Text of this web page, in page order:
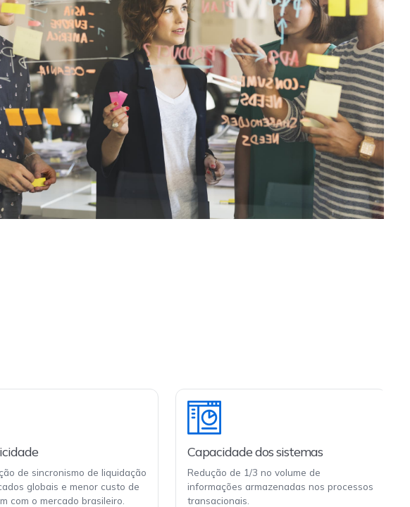
de sincronismo de liquidação
globais e menor custo de
com o mercado brasileiro.
Capacidade dos sistemas
Redução de 1/3 no volume de
informações armazenadas nos processos
transacionais.